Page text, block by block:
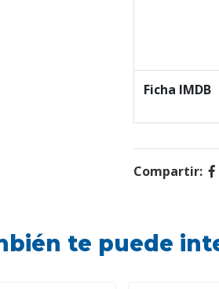
Ficha IMDB
Compartir:
te puede